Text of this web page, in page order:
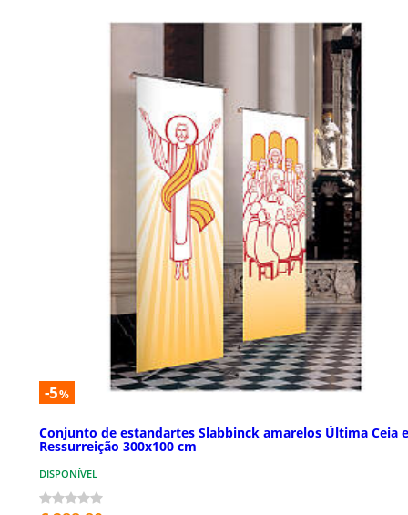
-5%
Conjunto de estandartes Slabbinck amarelos Última Ceia e
Ressurreição 300x100 cm
DISPONÍVEL